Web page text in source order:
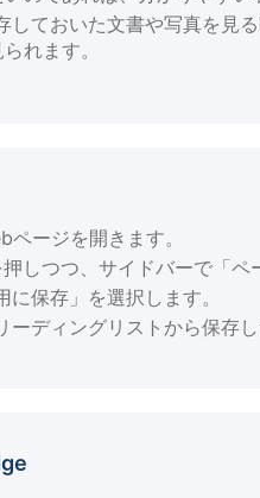
ておいた文書や写真を見
れます。
ージを開きます。
つつ、サイドバーで「ペ
保存」を選択します。
ディングリストから保存し